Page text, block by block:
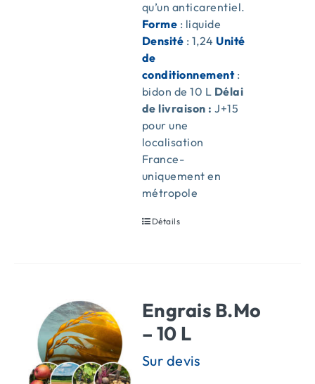
qu’un anticarentiel.
Forme : liquide
Densité : 1,24Unité
de
conditionnement:
bidon de 10 L Délai
de livraison : J+15
pour une
localisation
France-
uniquement en
métropole
Détails
Engrais B.Mo
– 10 L